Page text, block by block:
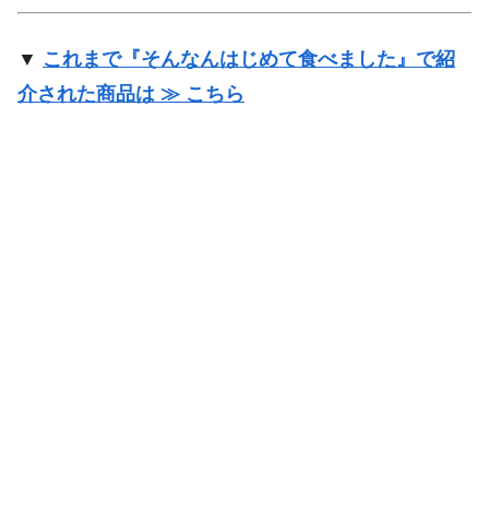
▼ これまで『そんなんはじめて食べました』で紹
介された商品は ≫ こちら